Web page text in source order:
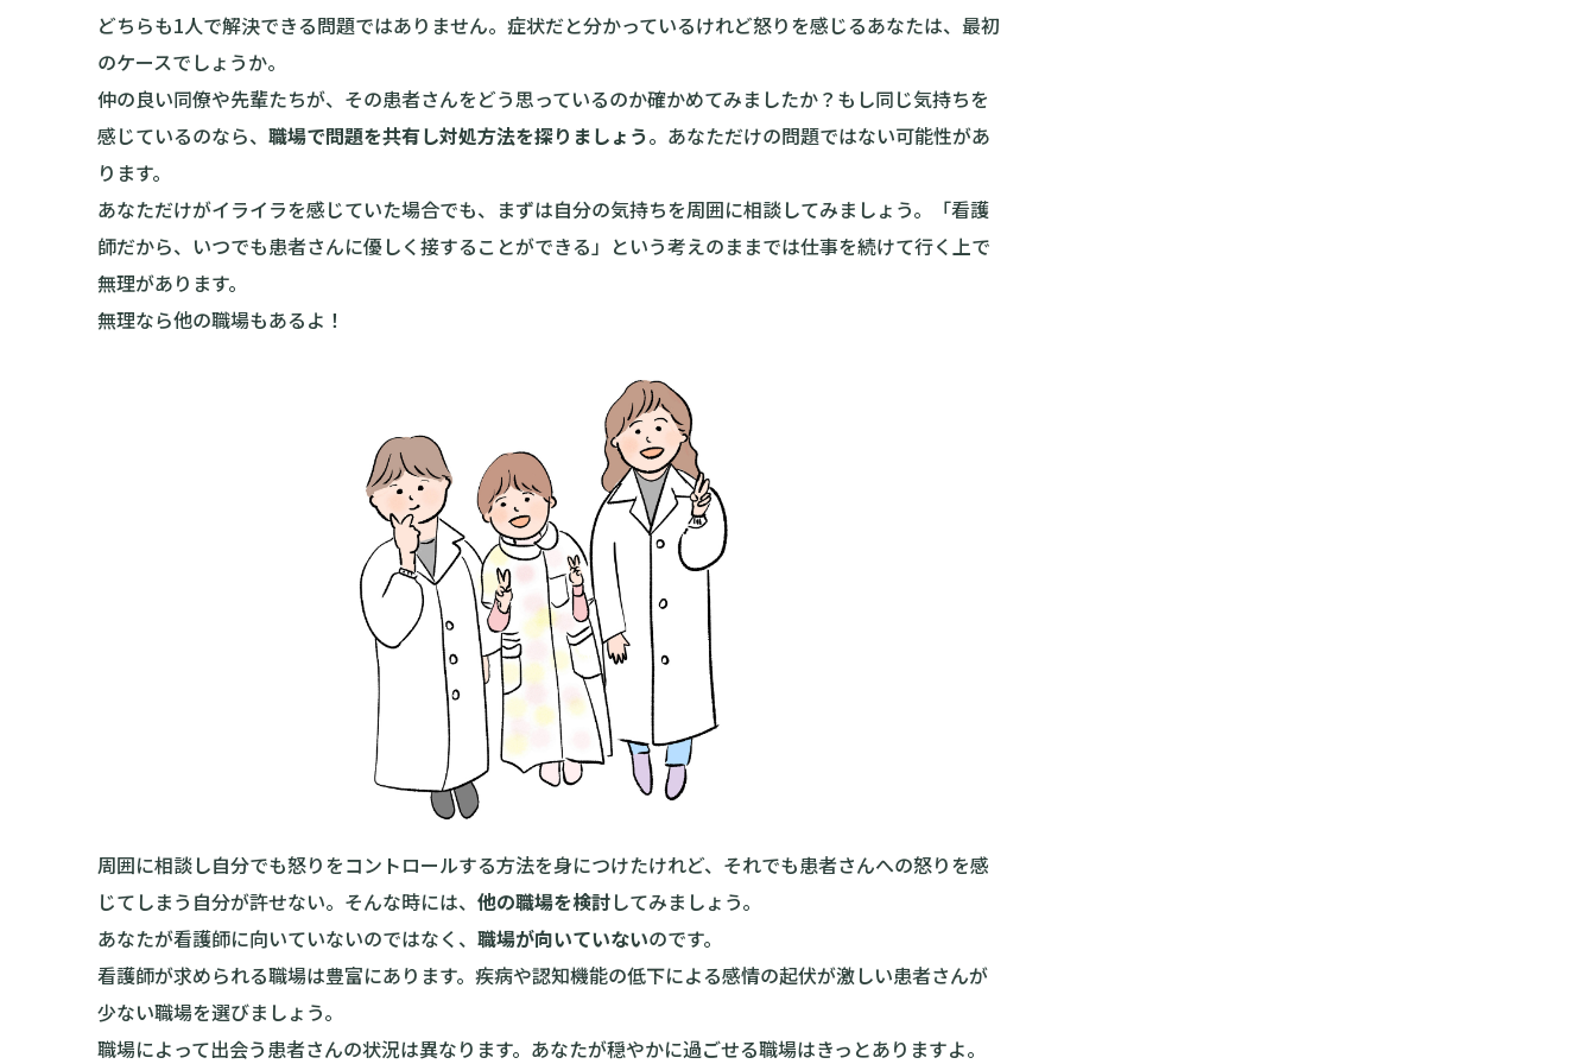
どちらも1人で解決できる問題ではありません。症状だと分かっているけれど怒りを感じるあなたは、最初
のケースでしょうか。
仲の良い同僚や先輩たちが、その患者さんをどう思っているのか確かめてみましたか？もし同じ気持ちを
感じているのなら、 職場で問題を共有し対処方法を探りましょう。あなただけの問題ではない可能性があ
ります。
あなただけがイライラを感じていた場合でも、まずは自分の気持ちを周囲に相談してみましょう。「看護
師だから、いつでも患者さんに優しく接することができる」という考えのままでは仕事を続けて行く上で
無理があります。
無理なら他の職場もあるよ！
周囲に相談し自分でも怒りをコントロールする方法を身につけたけれど、それでも患者さんへの怒りを感
じてしまう自分が許せない。そんな時には、 他の職場を検討してみましょう。
あなたが看護師に向いていないのではなく、 職場が向いていないのです。
看護師が求められる職場は豊富にあります。疾病や認知機能の低下による感情の起伏が激しい患者さんが
少ない職場を選びましょう。
職場によって出会う患者さんの状況は異なります。あなたが穏やかに過ごせる職場はきっとありますよ。